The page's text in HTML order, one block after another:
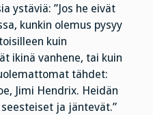
ystäviä: ”Jos he eivät
kunkin olemus pysyy
kuin
ikinä vanhene, tai kuin
tähdet:
Jimi Hendrix. Heidän
ja jäntevät.”